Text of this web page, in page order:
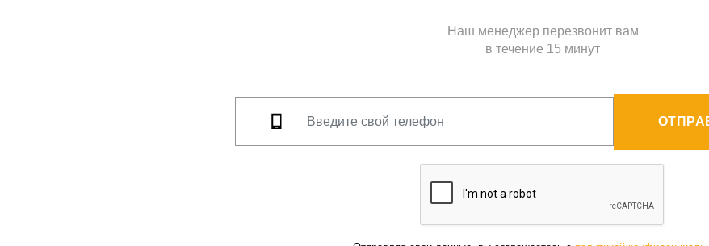
Наш менеджер перезвонит вам
в течение 15 минут